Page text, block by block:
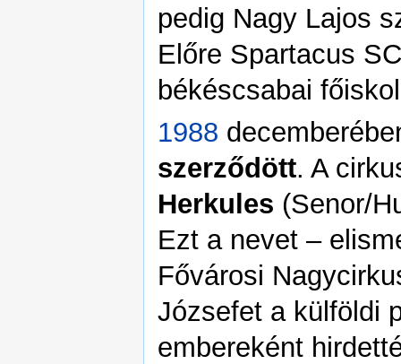
pedig Nagy Lajos
Előre Spartacus
békéscsabai
1988
szerződött. A
Herkules (Senor/
Ezt a nevet –
Fővárosi
Józsefet a külföldi
embereként